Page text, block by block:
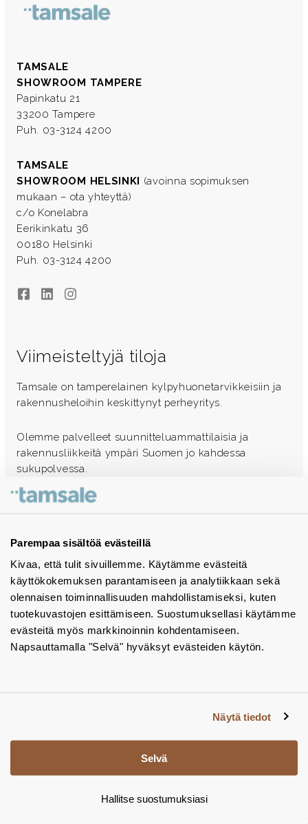
Parempaa sisältöä evästeillä
Kivaa, että tulit sivuillemme. Käytämme evästeitä
käyttökokemuksen parantamiseen ja analytiikkaan sekä
olennaisen toiminnallisuuden mahdollistamiseksi, kuten
tuotekuvastojen esittämiseen. Suostumuksellasi käytämme
evästeitä myös markkinoinnin kohdentamiseen.
Napsauttamalla "Selvä" hyväksyt evästeiden käytön.
Näytä tiedot
Selvä
Hallitse suostumuksiasi
TAMSALE
SHOWROOM TAMPERE
Papinkatu 21
33200 Tampere
Puh. 03-3124 4200
TAMSALE
SHOWROOM HELSINKI (avoinna sopimuksen
mukaan – ota yhteyttä)
c/o Konelabra
Eerikinkatu 36
00180 Helsinki
Puh. 03-3124 4200
FacebookLinkedInInstagram
Viimeisteltyjä tiloja
Tamsale on tamperelainen kylpyhuonetarvikkeisiin ja
rakennusheloihin keskittynyt perheyritys.
Olemme palvelleet suunnitteluammattilaisia ja
rakennusliikkeitä ympäri Suomen jo kahdessa
sukupolvessa.
Ota yhteyttä - autamme mielellämme
Tuotekuvastot
Instagram
BIM-objektit
Yhteystiedot
Tiedotteet